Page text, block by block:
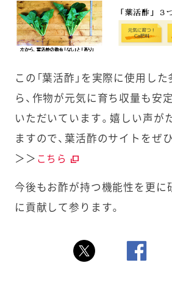
この「葉活酢」を実際に使用し
ら、作物が元気に育ち収量も安
いただいています。嬉しい声が
ますので、葉活酢のサイトをぜ
＞＞ こちら
今後もお酢が持つ機能性を更に
に貢献して参ります。